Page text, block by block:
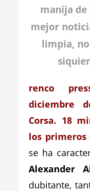
manija de
mejor
limpia,
renco
diciembre
Corsa. 18
los
se ha
Alexander
dubitante,